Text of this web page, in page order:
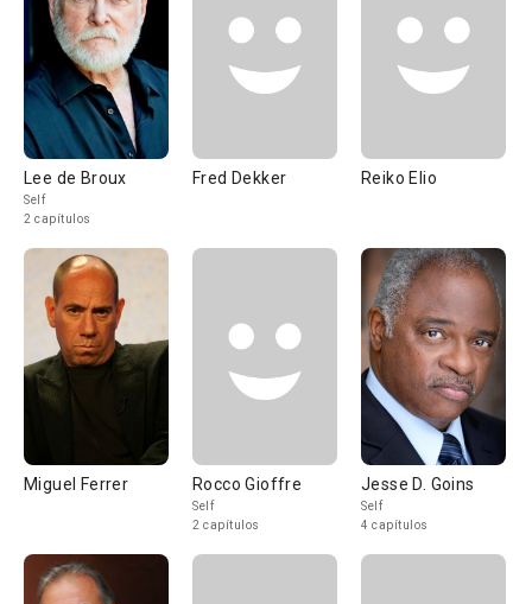
Lee de Broux
Self
2 capítulos
Fred Dekker Reiko Elio
Miguel Ferrer Rocco Gioffre
Self
2 capítulos
Jesse D. Goins
Self
4 capítulos